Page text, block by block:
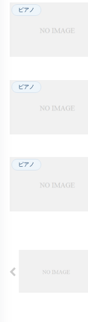
ピアノ
ピアノ
ピアノ